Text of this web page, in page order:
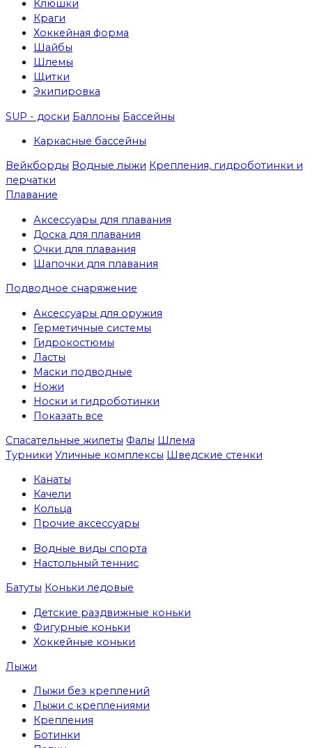
Клюшки
Краги
Хоккейная форма
Шайбы
Шлемы
Щитки
Экипировка
SUP - доски Баллоны Бассейны
Каркасные бассейны
Вейкборды Водные лыжи Крепления, гидроботинки и
перчатки
Плавание
Аксессуары для плавания
Доска для плавания
Очки для плавания
Шапочки для плавания
Подводное снаряжение
Аксессуары для оружия
Герметичные системы
Гидрокостюмы
Ласты
Маски подводные
Ножи
Носки и гидроботинки
Показать все
Спасательные жилеты Фалы Шлема
Турники Уличные комплексы Шведские стенки
Канаты
Качели
Кольца
Прочие аксессуары
Водные виды спорта
Настольный теннис
Батуты Коньки ледовые
Детские раздвижные коньки
Фигурные коньки
Хоккейные коньки
Лыжи
Лыжи без креплений
Лыжи с креплениями
Крепления
Ботинки